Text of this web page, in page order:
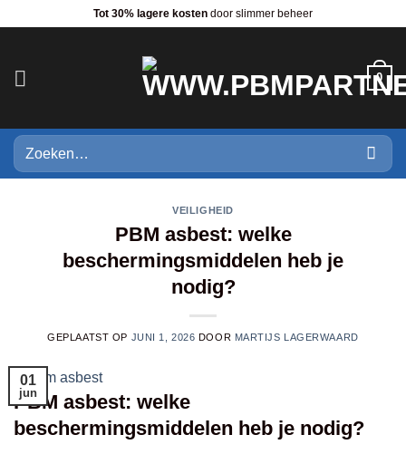
Tot 30% lagere kosten door slimmer beheer
0
Zoeken
naar:
VEILIGHEID
PBM asbest: welke
beschermingsmiddelen heb je
nodig?
GEPLAATST OP JUNI 1, 2026 DOOR MARTIJS LAGERWAARD
01
jun
PBM asbest: welke
beschermingsmiddelen heb je nodig?